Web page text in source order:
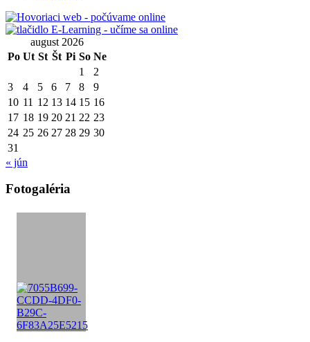
august 2026
Po Ut St Št Pi So Ne
1
2
3
4 5 6 7 8
9
10 11 12 13 14 15 16
17 18 19 20 21 22 23
24 25 26 27 28 29 30
31
« jún
Fotogaléria